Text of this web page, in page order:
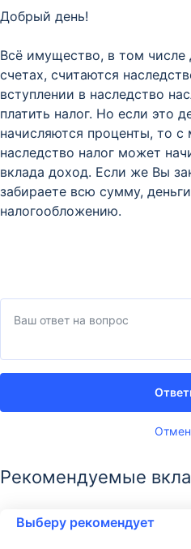
Добрый день!
Всё имущество, в том числе
счетах, считаются
вступлении в наследство
платить налог. Но если это
начисляются проценты, то с
наследство налог может
вклада доход. Если же Вы
забираете всю сумму,
налогообложению.
Рекомендуемые
Выберу рекомендует